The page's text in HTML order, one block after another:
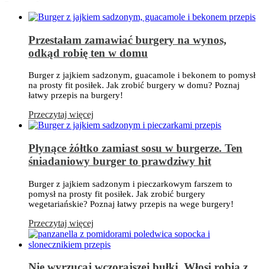
Przestałam zamawiać burgery na wynos,
odkąd robię ten w domu
Burger z jajkiem sadzonym, guacamole i bekonem to pomysł
na prosty fit posiłek. Jak zrobić burgery w domu? Poznaj
łatwy przepis na burgery!
Przeczytaj więcej
Płynące żółtko zamiast sosu w burgerze. Ten
śniadaniowy burger to prawdziwy hit
Burger z jajkiem sadzonym i pieczarkowym farszem to
pomysł na prosty fit posiłek. Jak zrobić burgery
wegetariańskie? Poznaj łatwy przepis na wege burgery!
Przeczytaj więcej